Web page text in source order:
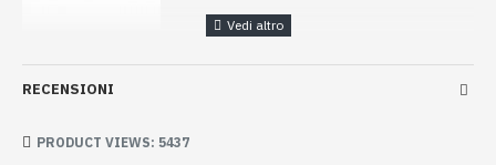
RECENSIONI
PRODUCT VIEWS: 5437